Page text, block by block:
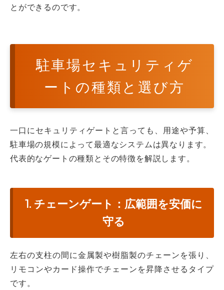
とができるのです。
駐車場セキュリティゲ
ートの種類と選び方
一口にセキュリティゲートと言っても、用途や予算、
駐車場の規模によって最適なシステムは異なります。
代表的なゲートの種類とその特徴を解説します。
1. チェーンゲート：広範囲を安価に
守る
左右の支柱の間に金属製や樹脂製のチェーンを張り、
リモコンやカード操作でチェーンを昇降させるタイプ
です。